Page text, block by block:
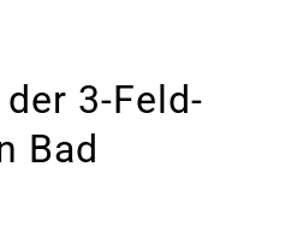
3-Feld-
Bad